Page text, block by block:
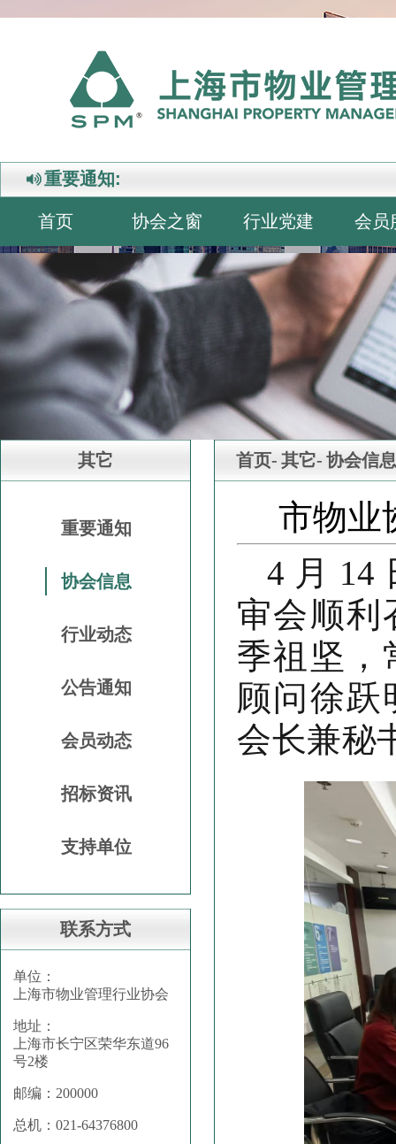
重要通知:
首页 协会之窗 行业党建 会员
其它
重要通知
协会信息
行业动态
公告通知
会员动态
招标资讯
支持单位
联系方式
单位：
上海市物业管理行业协会
地址：
上海市长宁区荣华东道96
号2楼
邮编：200000
总机：021-64376800
首页- 其它- 协会信息
市物业
4 月 14
审会顺利
季祖坚，
顾问徐跃
会长兼秘